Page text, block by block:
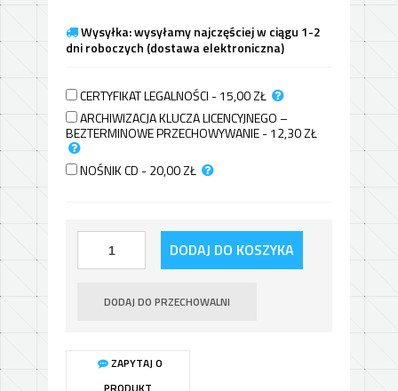
Wysyłka: wysyłamy najczęściej w ciągu 1-2
dni roboczych (dostawa elektroniczna)
CERTYFIKAT LEGALNOŚCI - 15,00ZŁ
ARCHIWIZACJA KLUCZA LICENCYJNEGO –
BEZTERMINOWE PRZECHOWYWANIE - 12,30ZŁ
NOŚNIK CD - 20,00ZŁ
DODAJ DO KOSZYKA
DODAJ DO PRZECHOWALNI
ZAPYTAJ O